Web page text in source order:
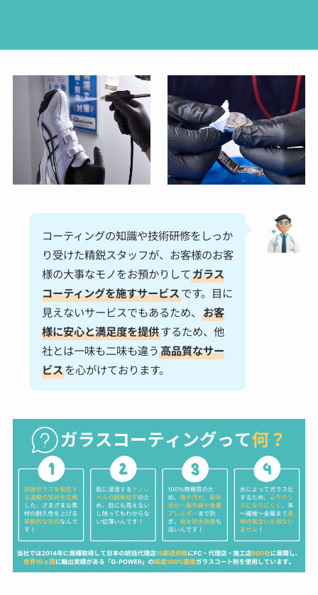
コーティングの知識や技術研修をしっか
り受けた精鋭スタッフが、お客様のお客
様の大事なモノをお預かりしてガラス
コーティングを施すサービスです。目に
見えないサービスでもあるため、 お客
様に安心と満足度を提供するため、他
社とは一味も二味も違う高品質なサー
ビスを心がけております。